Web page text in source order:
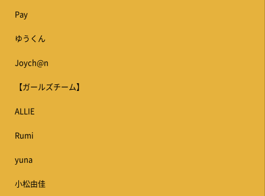
Pay
ゆうくん
Joych@n
【ガールズチーム】
ALLIE
Rumi
yuna
小松由佳